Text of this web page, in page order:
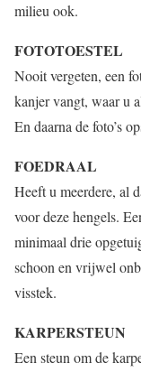
milieu ook.
FOTOTOESTEL
Nooit vergeten, een
kanjer vangt, waar u
En daarna de foto’s
FOEDRAAL
Heeft u meerdere, al
voor deze hengels.
minimaal drie
schoon en vrijwel
visstek.
KARPERSTEUN
Een steun om de